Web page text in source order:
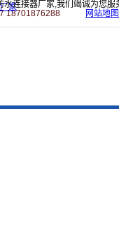
连接器厂家,我们竭诚为您服
18701876288
网站地图